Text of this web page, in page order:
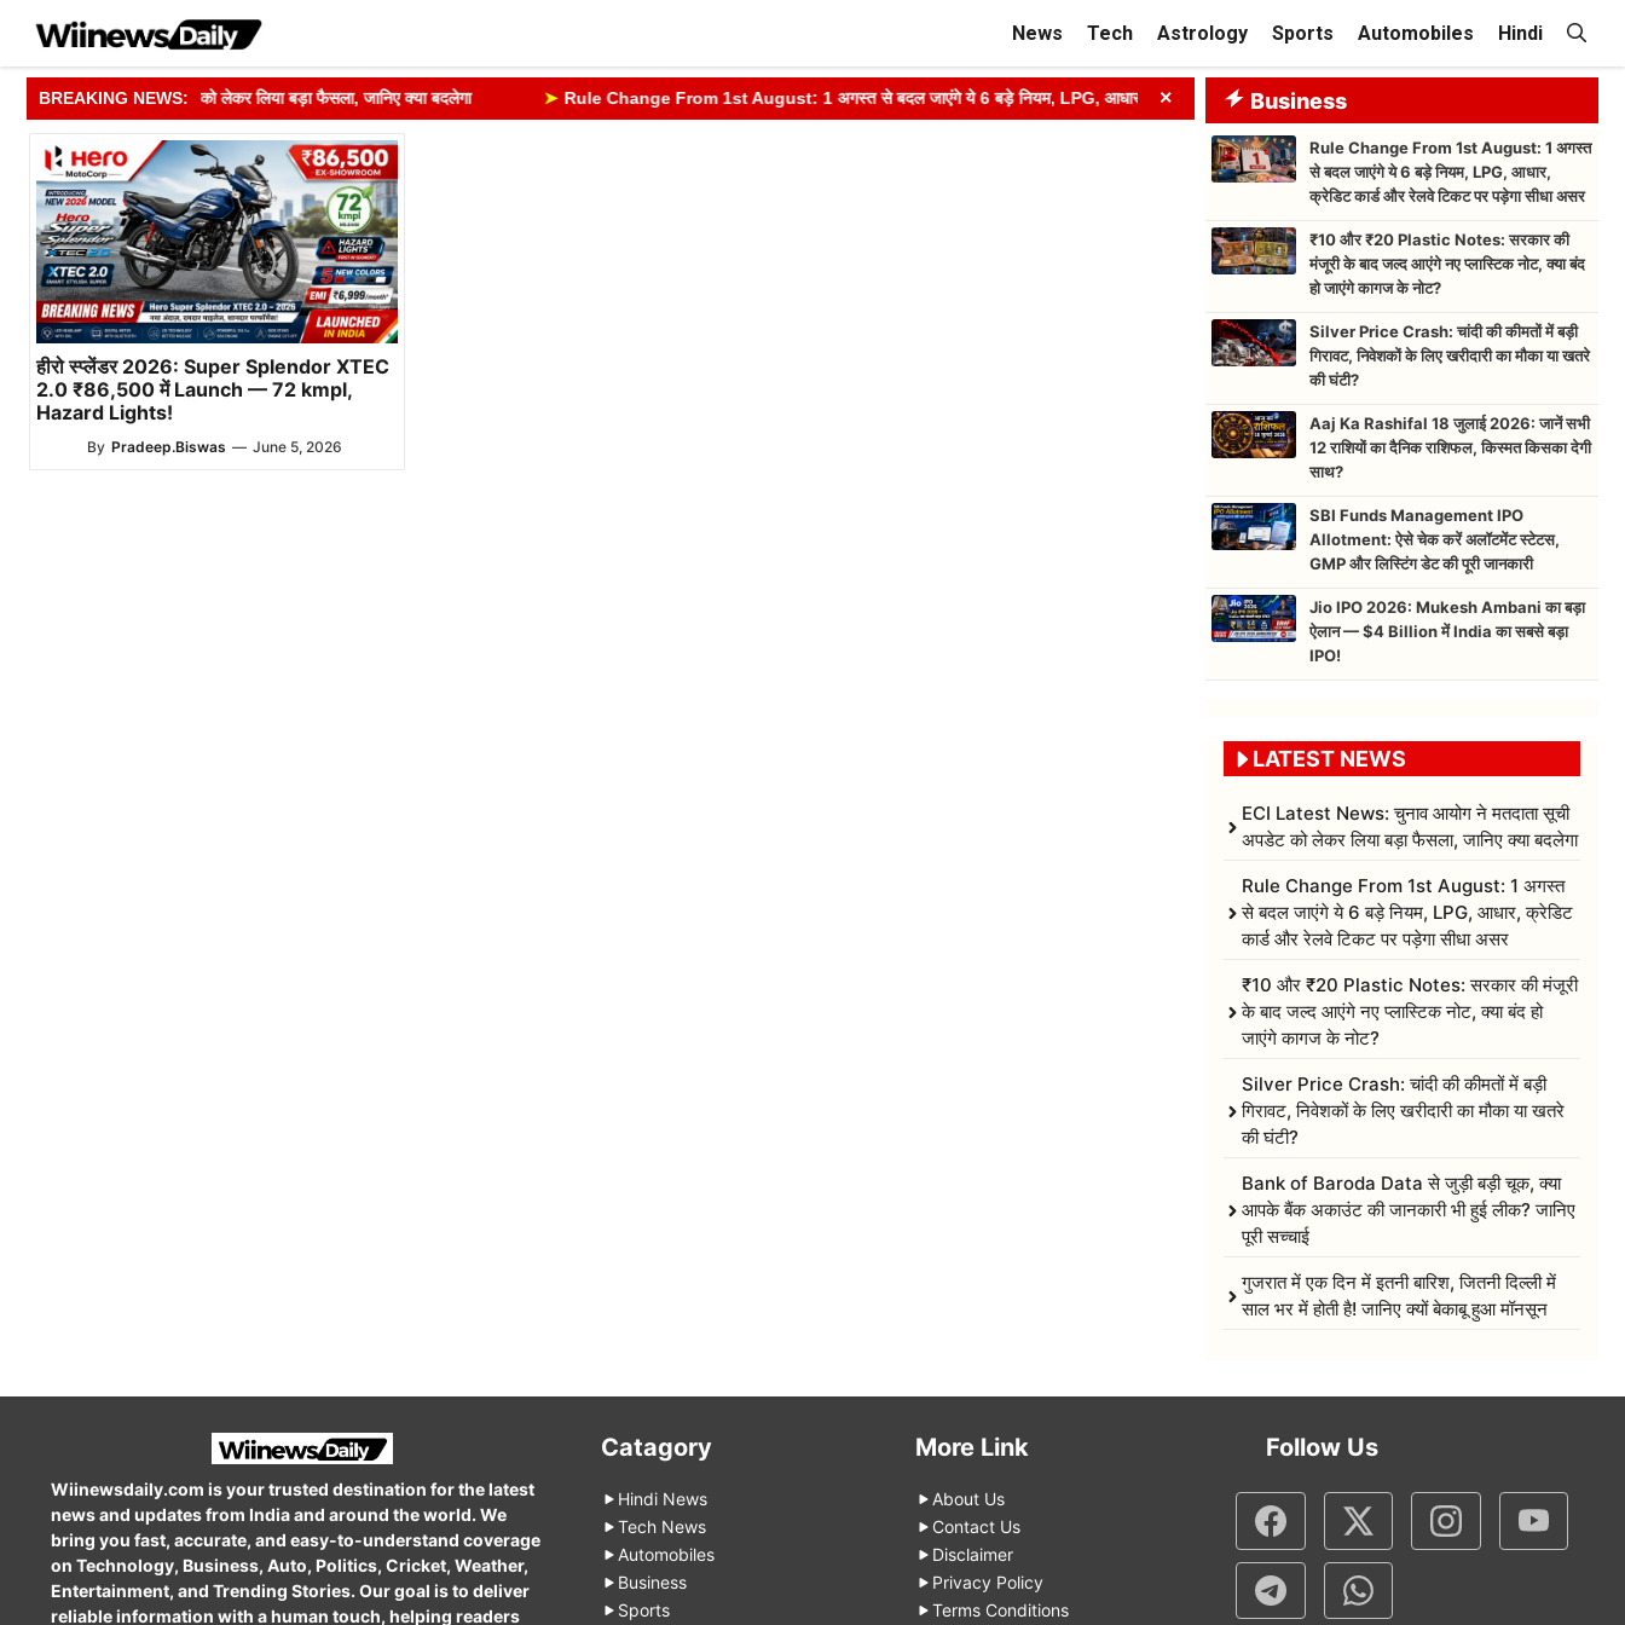
content
News Tech Astrology Sports Automobiles Hindi
BREAKING NEWS:
ने मतदाता सूची अपडेट को लेकर लिया बड़ा फैसला, जानिए क्या बदलेगा Rule Change From 1st August: 1 अगस्त से बदल जाएंगे ये 6 बड़े नियम, LPG, आधार, क्रेडिट कार्ड और रेलवे टिकट पर पड़ेगा सीधा असर
×
हीरो स्प्लेंडर 2026: Super Splendor XTEC
2.0 ₹86,500 में Launch — 72 kmpl,
Hazard Lights!
By Pradeep.Biswas — June 5, 2026
Business
Rule Change From 1st August: 1 अगस्त
से बदल जाएंगे ये 6 बड़े नियम, LPG, आधार,
क्रेडिट कार्ड और रेलवे टिकट पर पड़ेगा सीधा असर
₹10 और ₹20 Plastic Notes: सरकार की
मंजूरी के बाद जल्द आएंगे नए प्लास्टिक नोट, क्या बंद
हो जाएंगे कागज के नोट?
Silver Price Crash: चांदी की कीमतों में बड़ी
गिरावट, निवेशकों के लिए खरीदारी का मौका या खतरे
की घंटी?
Aaj Ka Rashifal 18 जुलाई 2026: जानें सभी
12 राशियों का दैनिक राशिफल, किस्मत किसका देगी
साथ?
SBI Funds Management IPO
Allotment: ऐसे चेक करें अलॉटमेंट स्टेटस,
GMP और लिस्टिंग डेट की पूरी जानकारी
Jio IPO 2026: Mukesh Ambani का बड़ा
ऐलान — $4 Billion में India का सबसे बड़ा
IPO!
LATEST NEWS
ECI Latest News: चुनाव आयोग ने मतदाता सूची
अपडेट को लेकर लिया बड़ा फैसला, जानिए क्या बदलेगा
Rule Change From 1st August: 1 अगस्त
से बदल जाएंगे ये 6 बड़े नियम, LPG, आधार, क्रेडिट
कार्ड और रेलवे टिकट पर पड़ेगा सीधा असर
₹10 और ₹20 Plastic Notes: सरकार की मंजूरी
के बाद जल्द आएंगे नए प्लास्टिक नोट, क्या बंद हो
जाएंगे कागज के नोट?
Silver Price Crash: चांदी की कीमतों में बड़ी
गिरावट, निवेशकों के लिए खरीदारी का मौका या खतरे
की घंटी?
Bank of Baroda Data से जुड़ी बड़ी चूक, क्या
आपके बैंक अकाउंट की जानकारी भी हुई लीक? जानिए
पूरी सच्चाई
गुजरात में एक दिन में इतनी बारिश, जितनी दिल्ली में
साल भर में होती है! जानिए क्यों बेकाबू हुआ मॉनसून
Wiinewsdaily.com is your trusted destination for the latest
news and updates from India and around the world. We
bring you fast, accurate, and easy-to-understand coverage
on Technology, Business, Auto, Politics, Cricket, Weather,
Entertainment, and Trending Stories. Our goal is to deliver
reliable information with a human touch, helping readers
Catagory
Hindi News
Tech News
Automobiles
Business
Sports
More Link
About Us
Contact Us
Disclaimer
Privacy Policy
Terms Conditions
Follow Us